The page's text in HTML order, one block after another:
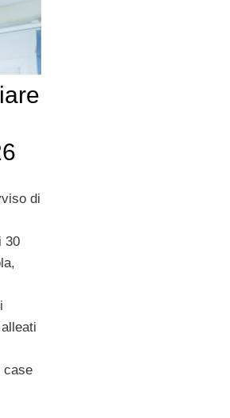
di
30
case